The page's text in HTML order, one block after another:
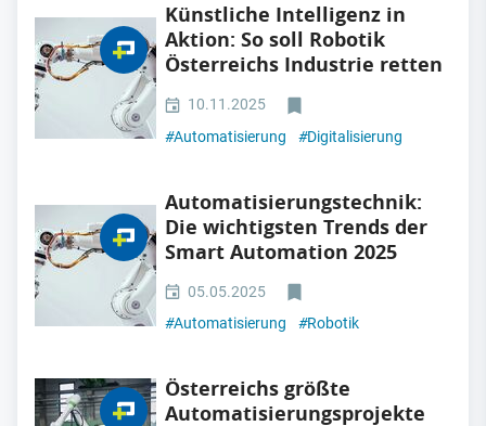
Künstliche Intelligenz in
Aktion: So soll Robotik
Österreichs Industrie retten
10.11.2025
#Automatisierung #Digitalisierung
Automatisierungstechnik:
Die wichtigsten Trends der
Smart Automation 2025
05.05.2025
#Automatisierung #Robotik
Österreichs größte
Automatisierungsprojekte